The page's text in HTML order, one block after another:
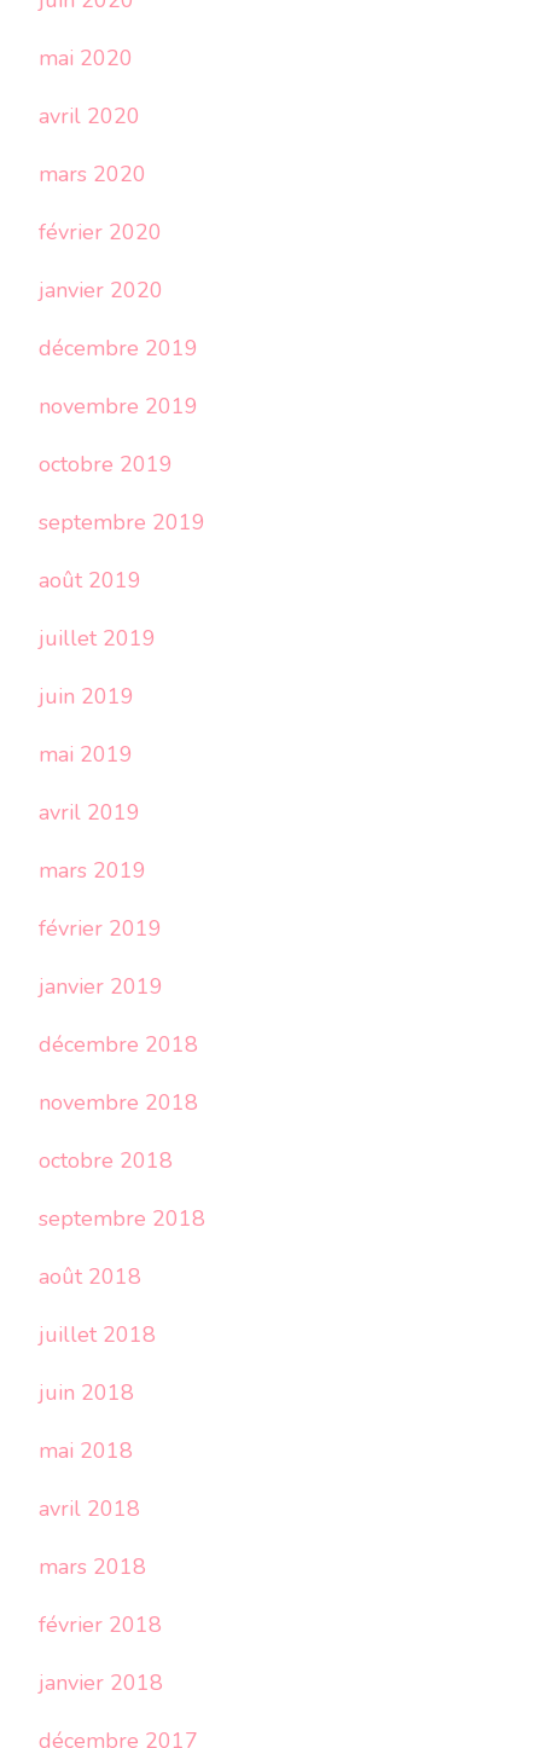
mai 2020
avril 2020
mars 2020
février 2020
janvier 2020
décembre 2019
novembre 2019
octobre 2019
septembre 2019
août 2019
juillet 2019
juin 2019
mai 2019
avril 2019
mars 2019
février 2019
janvier 2019
décembre 2018
novembre 2018
octobre 2018
septembre 2018
août 2018
juillet 2018
juin 2018
mai 2018
avril 2018
mars 2018
février 2018
janvier 2018
décembre 2017